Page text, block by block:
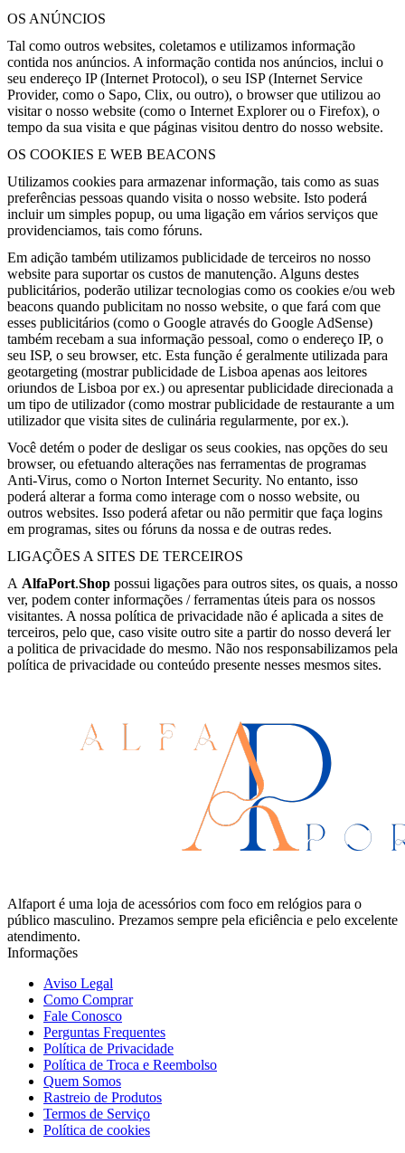
OS ANÚNCIOS
Tal como outros websites, coletamos e utilizamos informação
contida nos anúncios. A informação contida nos anúncios, inclui o
seu endereço IP (Internet Protocol), o seu ISP (Internet Service
Provider, como o Sapo, Clix, ou outro), o browser que utilizou ao
visitar o nosso website (como o Internet Explorer ou o Firefox), o
tempo da sua visita e que páginas visitou dentro do nosso website.
OS COOKIES E WEB BEACONS
Utilizamos cookies para armazenar informação, tais como as suas
preferências pessoas quando visita o nosso website. Isto poderá
incluir um simples popup, ou uma ligação em vários serviços que
providenciamos, tais como fóruns.
Em adição também utilizamos publicidade de terceiros no nosso
website para suportar os custos de manutenção. Alguns destes
publicitários, poderão utilizar tecnologias como os cookies e/ou web
beacons quando publicitam no nosso website, o que fará com que
esses publicitários (como o Google através do Google AdSense)
também recebam a sua informação pessoal, como o endereço IP, o
seu ISP, o seu browser, etc. Esta função é geralmente utilizada para
geotargeting (mostrar publicidade de Lisboa apenas aos leitores
oriundos de Lisboa por ex.) ou apresentar publicidade direcionada a
um tipo de utilizador (como mostrar publicidade de restaurante a um
utilizador que visita sites de culinária regularmente, por ex.).
Você detém o poder de desligar os seus cookies, nas opções do seu
browser, ou efetuando alterações nas ferramentas de programas
Anti-Virus, como o Norton Internet Security. No entanto, isso
poderá alterar a forma como interage com o nosso website, ou
outros websites. Isso poderá afetar ou não permitir que faça logins
em programas, sites ou fóruns da nossa e de outras redes.
LIGAÇÕES A SITES DE TERCEIROS
A AlfaPort.Shop possui ligações para outros sites, os quais, a nosso
ver, podem conter informações / ferramentas úteis para os nossos
visitantes. A nossa política de privacidade não é aplicada a sites de
terceiros, pelo que, caso visite outro site a partir do nosso deverá ler
a politica de privacidade do mesmo. Não nos responsabilizamos pela
política de privacidade ou conteúdo presente nesses mesmos sites.
Alfaport é uma loja de acessórios com foco em relógios para o
público masculino. Prezamos sempre pela eficiência e pelo excelente
atendimento.
Informações
Aviso Legal
Como Comprar
Fale Conosco
Perguntas Frequentes
Política de Privacidade
Política de Troca e Reembolso
Quem Somos
Rastreio de Produtos
Termos de Serviço
Política de cookies